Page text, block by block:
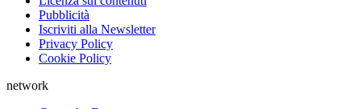
Pubblicità
Iscriviti alla Newsletter
Privacy Policy
Cookie Policy
network